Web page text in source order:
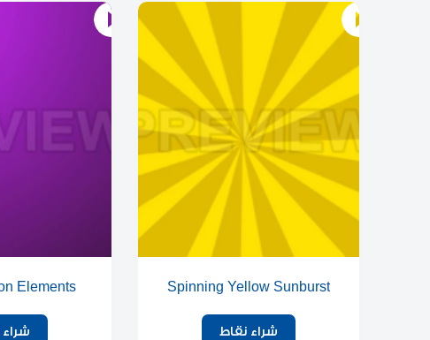
Spinning Yellow Sunburst
شراء نقاط
Elements